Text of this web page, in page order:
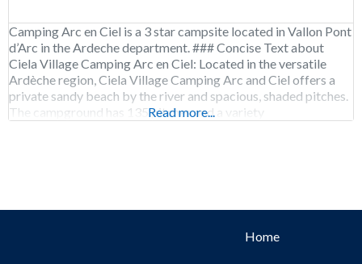
Camping Arc en Ciel is a 3 star campsite located in Vallon Pont
d’Arc in the Ardeche department. ### Concise Text about
Ciela Village Camping Arc en Ciel: Located in the versatile
Ardèche region, Ciela Village Camping Arc and Ciel offers a
private sandy beach by the river and spacious, shaded pitches.
The campground has 135 pitches and a variety
Read more...
Home